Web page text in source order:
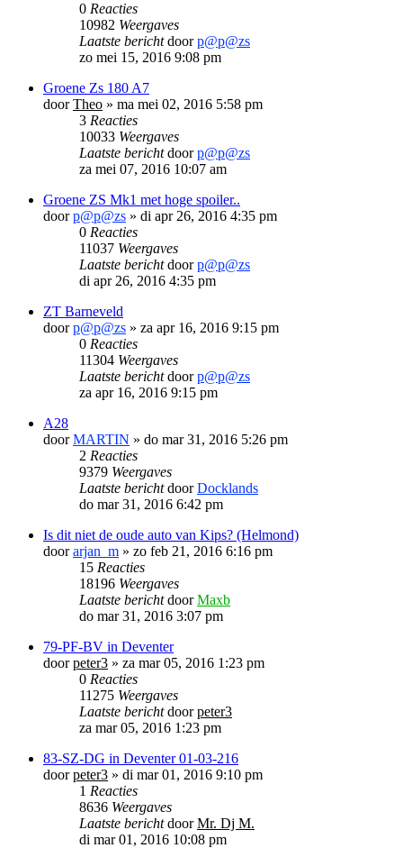
0 Reacties
10982 Weergaves
Laatste berichtdoorp@p@zs
zo mei 15, 2016 9:08 pm
Groene Zs 180 A7
doorTheo » ma mei 02, 2016 5:58 pm
3 Reacties
10033 Weergaves
Laatste berichtdoorp@p@zs
za mei 07, 2016 10:07 am
Groene ZS Mk1 met hoge spoiler..
doorp@p@zs » di apr 26, 2016 4:35 pm
0 Reacties
11037 Weergaves
Laatste berichtdoorp@p@zs
di apr 26, 2016 4:35 pm
ZT Barneveld
doorp@p@zs » za apr 16, 2016 9:15 pm
0 Reacties
11304 Weergaves
Laatste berichtdoorp@p@zs
za apr 16, 2016 9:15 pm
A28
doorMARTIN » do mar 31, 2016 5:26 pm
2 Reacties
9379 Weergaves
Laatste berichtdoorDocklands
do mar 31, 2016 6:42 pm
Is dit niet de oude auto van Kips? (Helmond)
doorarjan_m » zo feb 21, 2016 6:16 pm
15 Reacties
18196 Weergaves
Laatste berichtdoorMaxb
do mar 31, 2016 3:07 pm
79-PF-BV in Deventer
doorpeter3 » za mar 05, 2016 1:23 pm
0 Reacties
11275 Weergaves
Laatste berichtdoorpeter3
za mar 05, 2016 1:23 pm
83-SZ-DG in Deventer 01-03-216
doorpeter3 » di mar 01, 2016 9:10 pm
1 Reacties
8636 Weergaves
Laatste berichtdoorMr. Dj M.
di mar 01, 2016 10:08 pm